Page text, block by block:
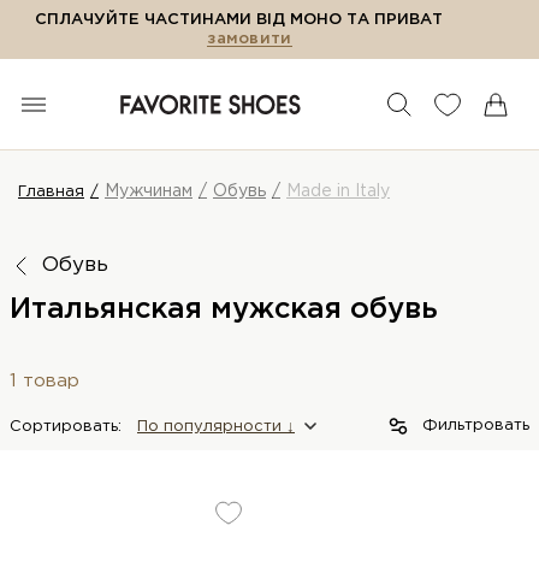
СПЛАЧУЙТЕ ЧАСТИНАМИ ВІД МОНО ТА ПРИВАТ
замовити
Главная Мужчинам Обувь Made in Italy
Обувь
Итальянская мужская обувь
1 товар
Сортировать: По популярности ↓ Фильтровать